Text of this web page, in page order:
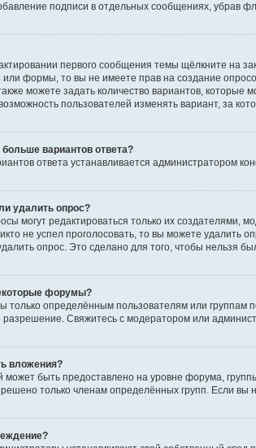
подписи в отдельных сообщениях, убрав
первого сообщения темы щёлкните на
или формы, то вы не имеете прав на создание
можете задать количество вариантов,
пользователей изменять вариант, за
вариантов ответа?
ответа устанавливается администратором
удалить опрос?
могут редактироваться только их
не успел проголосовать, то вы можете удалить
опрос. Это сделано для того, чтобы нельзя
форумы?
определённым пользователям или группам
разрешение. Свяжитесь с модератором или
вложения?
может быть предоставлено на уровне форума,
только членам определённых групп. Если